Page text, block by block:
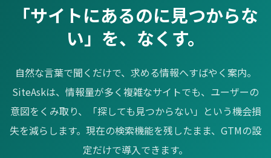
「サイトにあるのに見つからな
い」を、なくす。
自然な言葉で聞くだけで、求める情報へすばやく案内。
SiteAskは、情報量が多く複雑なサイトでも、ユーザーの
意図をくみ取り、「探しても見つからない」という機会損
失を減らします。現在の検索機能を残したまま、GTMの設
定だけで導入できます。